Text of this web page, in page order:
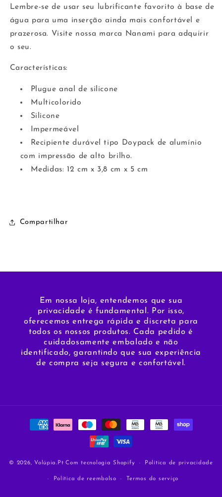
Lembre-se de usar seu lubrificante favorito à base de
água para uma inserção ainda mais confortável e
prazerosa. Visite nossa marca Nanami para adquirir
o seu.
Características:
Plugue anal de silicone
Multicolorido
Silicone
Impermeável
Recipiente durável tipo Doypack de alumínio
com impressão de alto brilho.
Medidas: 12 cm x 3,8 cm x 5 cm
Compartilhar
Em nossa loja, entendemos que sua
privacidade é fundamental. Por isso,
oferecemos entrega rápida e discreta para
todos os nossos produtos. Cada pedido é
cuidadosamente embalado e não
identificado, garantindo que sua experiência
de compra seja segura e confortável.
Métodos
© 2026, Volúpia.Pt Com tecnologia Shopify Política de privacidade
Política de reembolso Termos do serviço